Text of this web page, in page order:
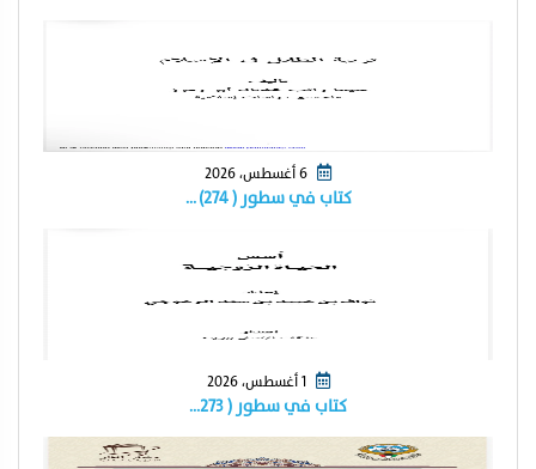
كتاب في سطور ( ٢٧٤) …
1 أغسطس، 2026
كتاب في سطور ( ٢٧٣…